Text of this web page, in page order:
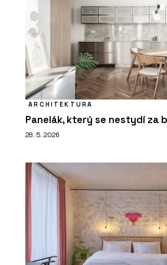
ARCHITEKTURA
Panelák, který se nestydí za
28. 5. 2026